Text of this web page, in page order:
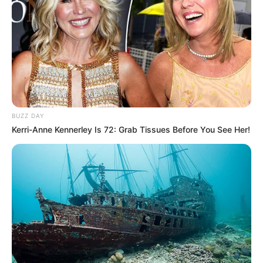
remanescentes poderão ser preenchidas ao longo de todo
o ano.
Participe do nosso grupo do
WhatsApp!
Fique informado em tempo real sobre as principais
notícias de Paraguaçu Paulista e região
BUZZ DAY
Kerri-Anne Kennerley Is 72: Grab Tissues Before You See Her!